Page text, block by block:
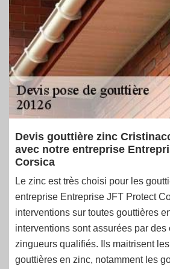
Devis gouttière zinc
avec notre entreprise
Corsica
Le zinc est très choisi pour les
entreprise Entreprise JFT Protect
interventions sur toutes gouttières
interventions sont assurées par des
zingueurs qualifiés. Ils maitrisent
gouttières en zinc, notamment les